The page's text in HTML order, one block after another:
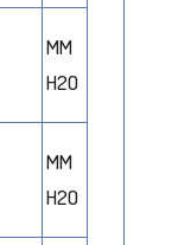
MM
H2O
MM
H2O